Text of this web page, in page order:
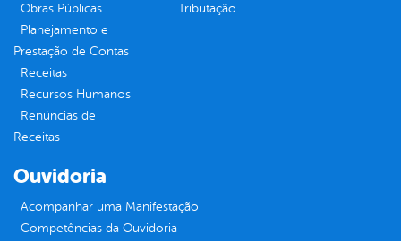
Obras Públicas
Planejamento e
Prestação de Contas
Receitas
Recursos Humanos
Renúncias de
Receitas
Tributação
Ouvidoria
Acompanhar uma Manifestação
Competências da Ouvidoria